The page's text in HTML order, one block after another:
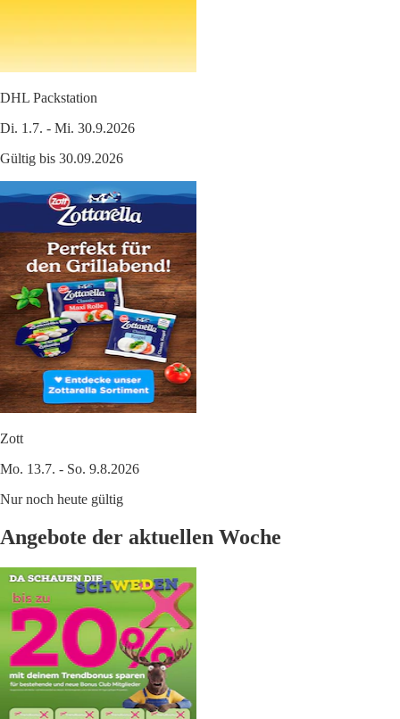
DHL Packstation
Di. 1.7. - Mi. 30.9.2026
Gültig bis 30.09.2026
Zott
Mo. 13.7. - So. 9.8.2026
Nur noch heute gültig
Angebote der aktuellen Woche